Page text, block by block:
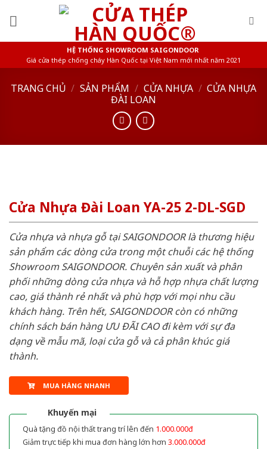
HỆ THỐNG SHOWROOM SAIGONDOOR
Giá cửa thép chống cháy Hàn Quốc tại Việt Nam mới nhất năm 2021
TRANG CHỦ / SẢN PHẨM / CỬA NHỰA / CỬA NHỰA
ĐÀI LOAN
Cửa Nhựa Đài Loan YA-25 2-DL-SGD
Cửa nhựa và nhựa gỗ tại SAIGONDOOR là thương hiệu
sản phẩm các dòng cửa trong một chuỗi các hệ thống
Showroom SAIGONDOOR. Chuyên sản xuất và phân
phối những dòng cửa nhựa và hỗ hợp nhựa chất lượng
cao, giá thành rẻ nhất và phù hợp với mọi nhu cầu
khách hàng. Trên hết, SAIGONDOOR còn có những
chính sách bán hàng ƯU ĐÃI CAO đi kèm với sự đa
dạng về mẫu mã, loại cửa gỗ và cả phân khúc giá
thành.
MUA HÀNG NHANH
Khuyến mại
Quà tặng đồ nội thất trang trí lên đến 1.000.000đ
Giảm trực tiếp khi mua đơn hàng lớn hơn 3.000.000đ